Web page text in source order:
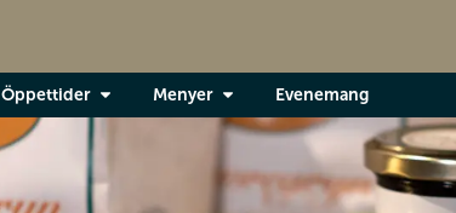
Öppettider Menyer Evenemang